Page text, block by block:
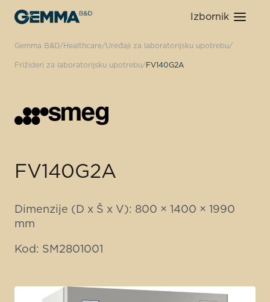
Izbornik
Gemma B&D Healthcare Uređaji za laboratorijsku upotrebu
Frižideri za laboratorijsku upotrebu FV140G2A
FV140G2A
Dimenzije (D x Š x V): 800 × 1400 × 1990
mm
Kod: SM2801001